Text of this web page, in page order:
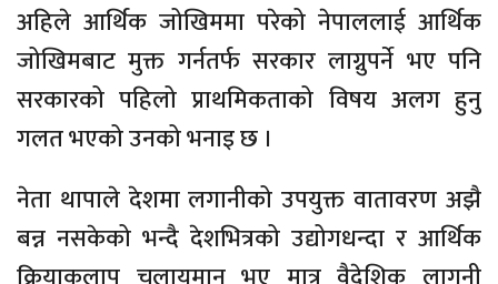
अहिले आर्थिक जोखिममा परेको नेपाललाई आर्थिक
जोखिमबाट मुक्त गर्नतर्फ सरकार लाग्नुपर्ने भए पनि
सरकारको पहिलो प्राथमिकताको विषय अलग हुनु
गलत भएको उनको भनाइ छ ।
नेता थापाले देशमा लगानीको उपयुक्त वातावरण अझै
बन्न नसकेको भन्दै देशभित्रको उद्योगधन्दा र आर्थिक